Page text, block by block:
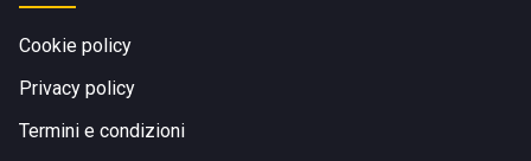
Cookie policy
Privacy policy
Termini e condizioni